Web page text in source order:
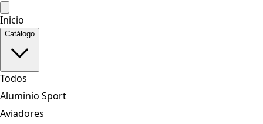
Inicio
Catálogo
Todos
Aluminio Sport
Aviadores